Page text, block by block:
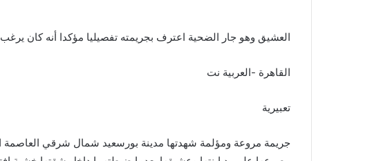
العشيق وهو جار الضحية اعترف بجريمته تفصيليا مؤكدا أنه كان
القاهرة -العربية نت
تعبيرية
جريمة مروعة ومؤلمة شهدتها مدينة بورسعيد شمال شرقي